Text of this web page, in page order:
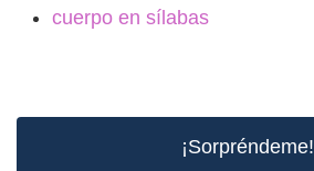
cuerpo en sílabas
¡Sorpréndeme!